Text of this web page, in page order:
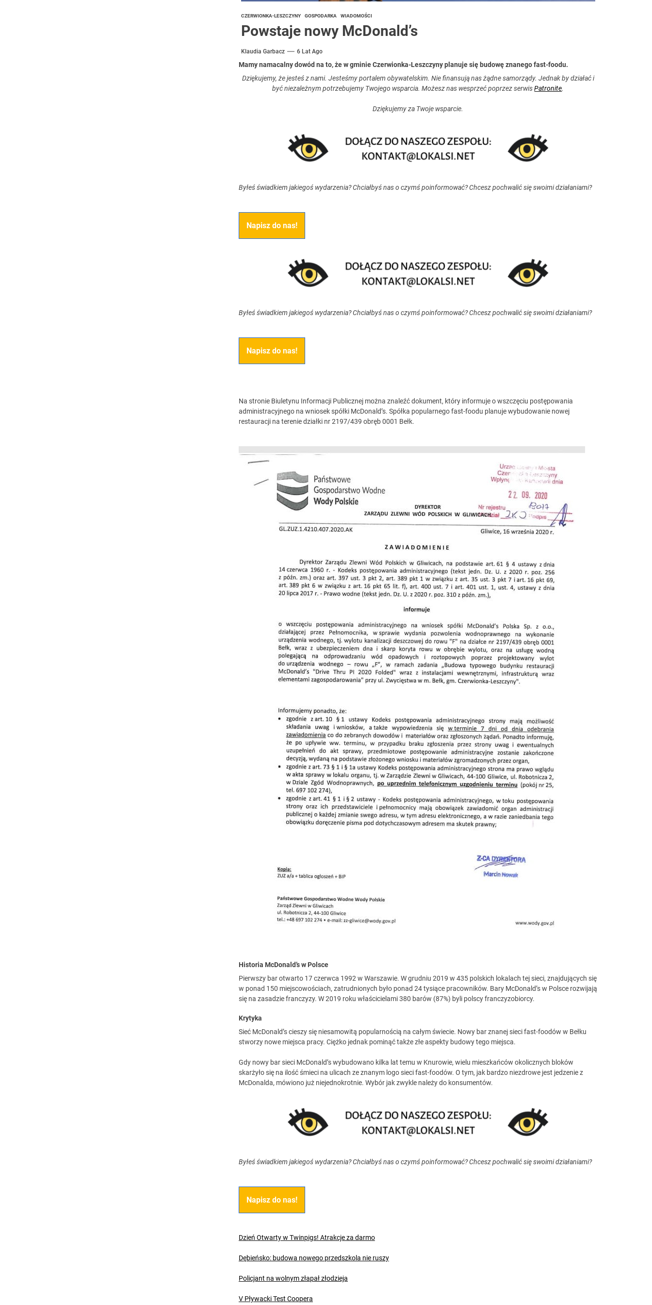
CZERWIONKA-LESZCZYNY GOSPODARKA WIADOMOŚCI
Powstaje nowy McDonald’s
Klaudia Garbacz 6 Lat Ago
Mamy namacalny dowód na to, że w gminie Czerwionka-Leszczyny planuje się budowę znanego fast-foodu.
Dziękujemy, że jesteś z nami. Jesteśmy portalem obywatelskim. Nie finansują nas żądne samorządy. Jednak by działać i
być niezależnym potrzebujemy Twojego wsparcia. Możesz nas wesprzeć poprzez serwisPatronite.
Dziękujemy za Twoje wsparcie.
Byłeś świadkiem jakiegoś wydarzenia? Chciałbyś nas o czymś poinformować? Chcesz pochwalić się swoimi działaniami?
Napisz do nas!
Byłeś świadkiem jakiegoś wydarzenia? Chciałbyś nas o czymś poinformować? Chcesz pochwalić się swoimi działaniami?
Napisz do nas!
Na stronie Biuletynu Informacji Publicznej można znaleźć dokument, który informuje o wszczęciu postępowania
administracyjnego na wniosek spółki McDonald’s. Spółka popularnego fast-foodu planuje wybudowanie nowej
restauracji na terenie działki nr 2197/439 obręb 0001 Bełk.
Historia McDonald’s w Polsce
Pierwszy bar otwarto 17 czerwca 1992 w Warszawie. W grudniu 2019 w 435 polskich lokalach tej sieci, znajdujących się
w ponad 150 miejscowościach, zatrudnionych było ponad 24 tysiące pracowników. Bary McDonald’s w Polsce rozwijają
się na zasadzie franczyzy. W 2019 roku właścicielami 380 barów (87%) byli polscy franczyzobiorcy.
Krytyka
Sieć McDonald’s cieszy się niesamowitą popularnością na całym świecie. Nowy bar znanej sieci fast-foodów w Bełku
stworzy nowe miejsca pracy. Ciężko jednak pominąć także złe aspekty budowy tego miejsca.
Gdy nowy bar sieci McDonald’s wybudowano kilka lat temu w Knurowie, wielu mieszkańców okolicznych bloków
skarżyło się na ilość śmieci na ulicach ze znanym logo sieci fast-foodów. O tym, jak bardzo niezdrowe jest jedzenie z
McDonalda, mówiono już niejednokrotnie. Wybór jak zwykle należy do konsumentów.
Byłeś świadkiem jakiegoś wydarzenia? Chciałbyś nas o czymś poinformować? Chcesz pochwalić się swoimi działaniami?
Napisz do nas!
Dzień Otwarty w Twinpigs! Atrakcje za darmo
Dębieńsko: budowa nowego przedszkola nie ruszy
Policjant na wolnym złapał złodzieja
V Pływacki Test Coopera